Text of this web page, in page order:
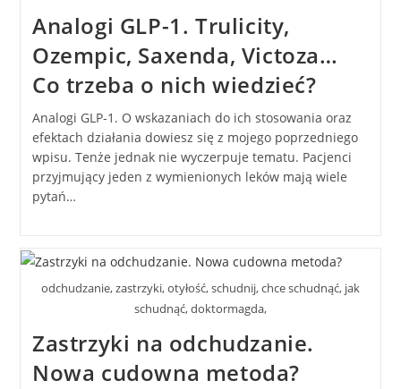
Analogi GLP-1. Trulicity,
Ozempic, Saxenda, Victoza…
Co trzeba o nich wiedzieć?
Analogi GLP-1. O wskazaniach do ich stosowania oraz
efektach działania dowiesz się z mojego poprzedniego
wpisu. Tenże jednak nie wyczerpuje tematu. Pacjenci
przyjmujący jeden z wymienionych leków mają wiele
pytań…
odchudzanie, zastrzyki, otyłość, schudnij, chce schudnąć, jak
schudnąć, doktormagda,
Zastrzyki na odchudzanie.
Nowa cudowna metoda?